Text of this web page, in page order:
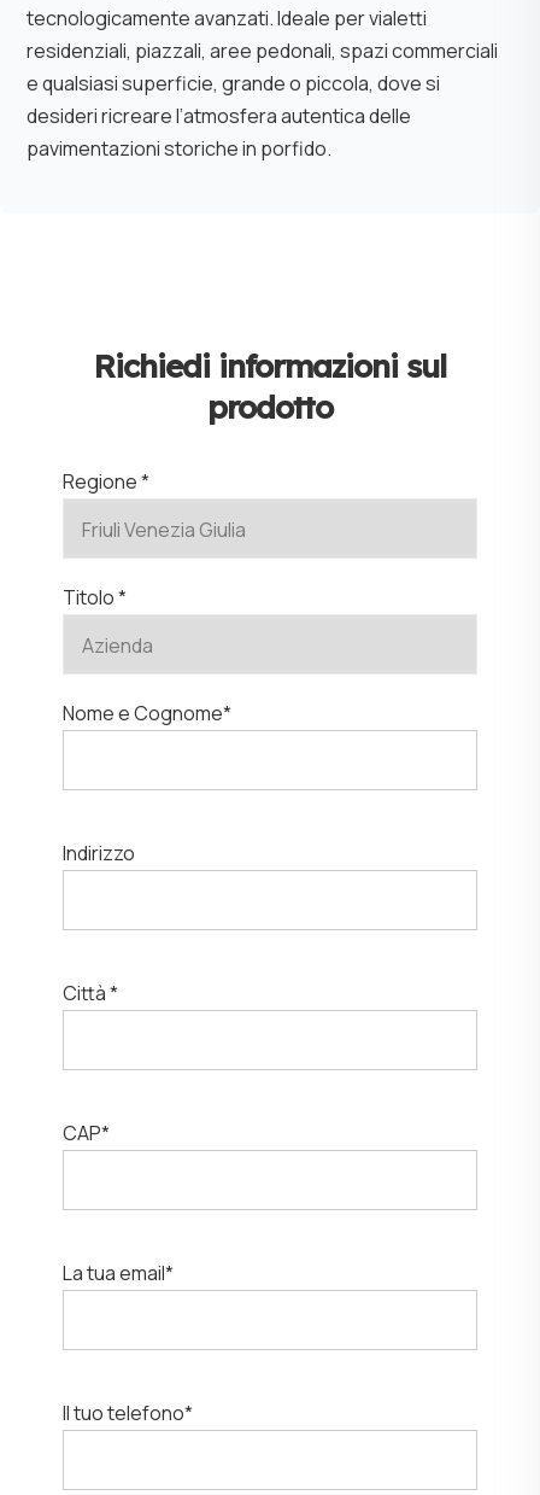
tecnologicamente avanzati. Ideale per vialetti
residenziali, piazzali, aree pedonali, spazi commerciali
e qualsiasi superficie, grande o piccola, dove si
desideri ricreare l’atmosfera autentica delle
pavimentazioni storiche in porfido.
Richiedi informazioni sul
prodotto
Regione *
Titolo *
Nome e Cognome*
Indirizzo
Città *
CAP*
La tua email*
Il tuo telefono*